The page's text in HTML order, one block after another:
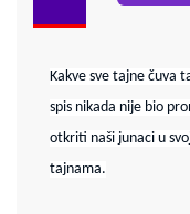
Kakve sve tajne čuva
spis nikada nije bio
otkriti naši junaci u
tajnama.